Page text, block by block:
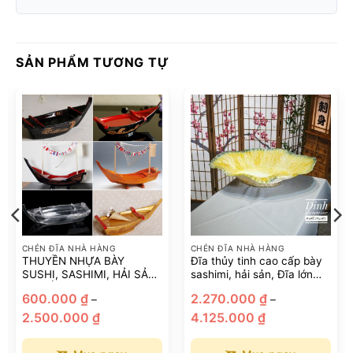
SẢN PHẨM TƯƠNG TỰ
CHÉN ĐĨA NHÀ HÀNG
THUYỀN NHỰA BÀY
SUSHI, SASHIMI, HẢI SẢN,
PHONG CÁCH NHẬT
600.000 ₫ –
2.500.000 ₫Khoảng
giá:
CHÉN ĐĨA NHÀ HÀNG
Đĩa thủy tinh cao cấp bày
sashimi, hải sản, Đĩa lớn
2.270.000 ₫ –
4.125.000 ₫Khoảng
giá:
2.270.000 ₫
₫
₫